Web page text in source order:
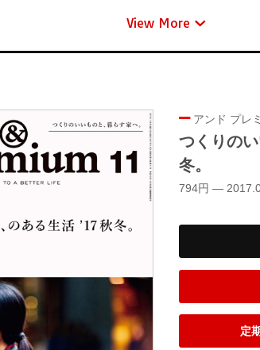
View More
アンド プレ
つくりの
冬。
794円 —
定